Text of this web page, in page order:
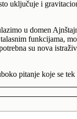
uključuje i
u domen
funkcijama,
su nova
pitanje koje se